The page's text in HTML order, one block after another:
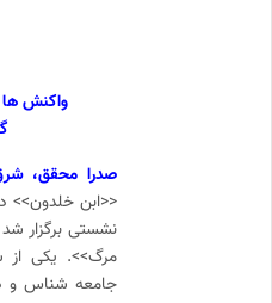
واکنش ها
صدرا محقق،
<<ابن خلدون>>
نشستی برگزار
مرگ>>. یکی از
جامعه شناس و